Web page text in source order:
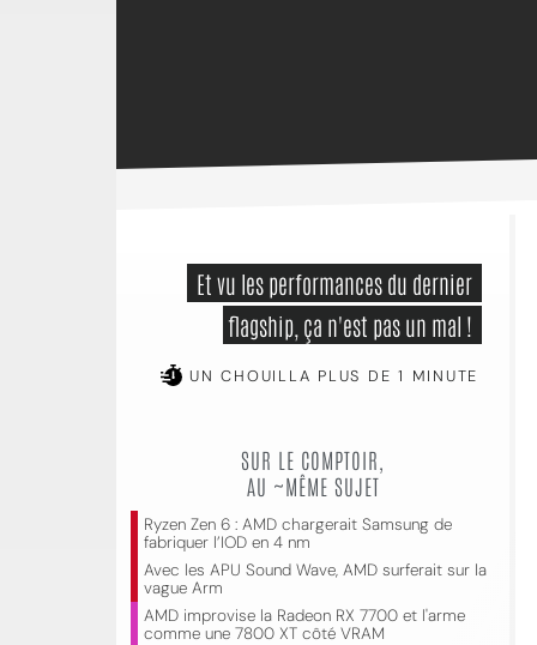
flagship, ça n'est pas un mal !
UN CHOUILLA PLUS DE 1 MINUTE
SUR LE COMPTOIR,
AU ~MÊME SUJET
Ryzen Zen 6 : AMD chargerait Samsung de
fabriquer l’IOD en 4 nm
Avec les APU Sound Wave, AMD surferait sur la
vague Arm
AMD improvise la Radeon RX 7700 et l'arme
comme une 7800 XT côté VRAM